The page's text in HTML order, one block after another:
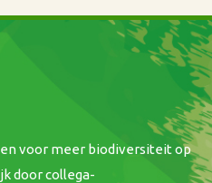
voor meer biodiversiteit op
door collega-